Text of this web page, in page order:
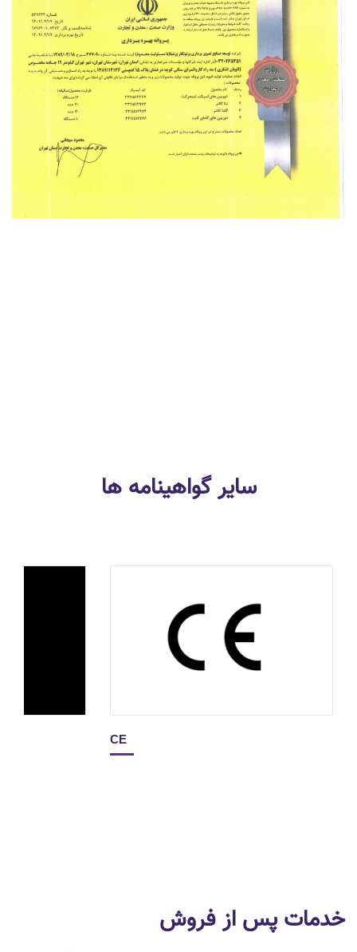
سایر گواهینامه ها
CE
خدمات پس از فروش